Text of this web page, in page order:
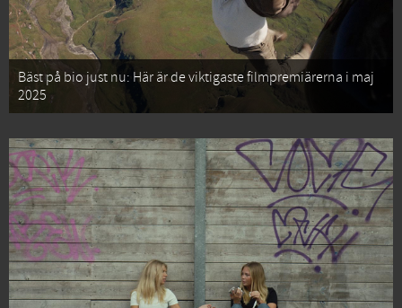
Bäst på bio just nu: Här är de viktigaste filmpremiärerna i maj
2025